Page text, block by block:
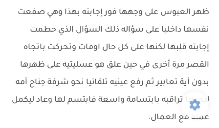
ظهر العبوس على وجهها فور إجابته بهذا وهي صفعت
نفسها داخليا على سؤاله ذلك السؤال الذي حطمت
إجابته قلبها لكنها على كل حال اومات وتحركت باتجاه
القصر مرة أخرى في حين علق هو عسليتيه على ظهرها
بدون أية تعابير ثم رفع عينيه تلقائيا نحو شرفة جناح أمه
ليجدها تراقبه بابتسامة واسعة فابتسم لها وعاد ليكمل
عمله مع العمال.